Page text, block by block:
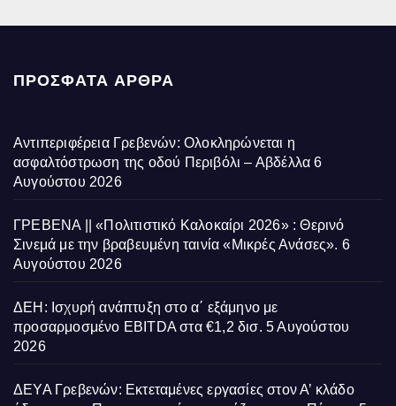
ΠΡΌΣΦΑΤΑ ΆΡΘΡΑ
Αντιπεριφέρεια Γρεβενών: Ολοκληρώνεται η
ασφαλτόστρωση της οδού Περιβόλι – Αβδέλλα 6
Αυγούστου 2026
ΓΡΕΒΕΝΑ || «Πολιτιστικό Καλοκαίρι 2026» : Θερινό
Σινεμά με την βραβευμένη ταινία «Μικρές Ανάσες». 6
Αυγούστου 2026
ΔΕΗ: Ισχυρή ανάπτυξη στο α΄ εξάμηνο με
προσαρμοσμένο EBITDA στα €1,2 δισ. 5 Αυγούστου
2026
ΔΕΥΑ Γρεβενών: Εκτεταμένες εργασίες στον Α’ κλάδο